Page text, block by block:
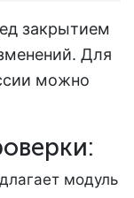
закрытием
Для
можно
модуль